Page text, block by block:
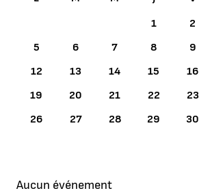
1 2
5
6 7 8 9
12
13 14 15 16
19
20 21 22 23
26
27 28 29 30
Aucun événement